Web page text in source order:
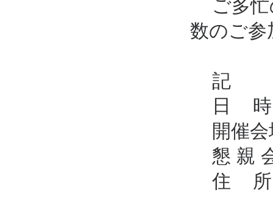
数のご
記
日 時
開催会
懇 親
住 所